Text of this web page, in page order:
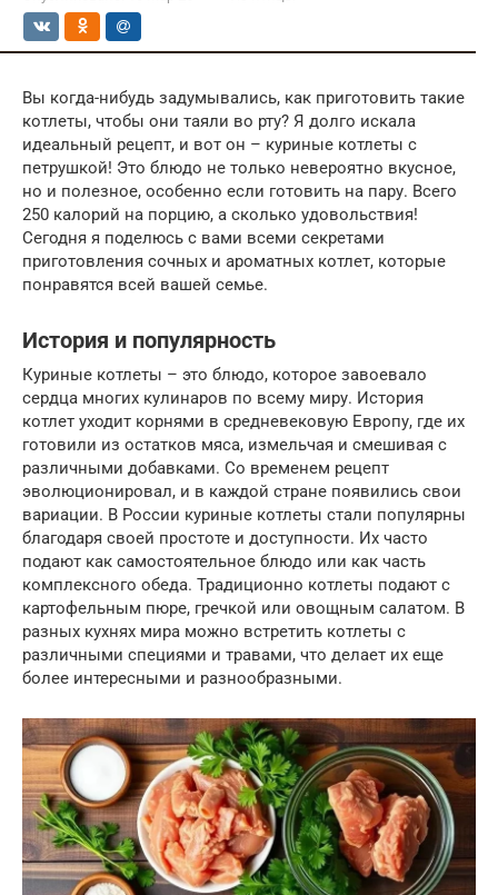
Вы когда-нибудь задумывались, как приготовить такие
котлеты, чтобы они таяли во рту? Я долго искала
идеальный рецепт, и вот он – куриные котлеты с
петрушкой! Это блюдо не только невероятно вкусное,
но и полезное, особенно если готовить на пару. Всего
250 калорий на порцию, а сколько удовольствия!
Сегодня я поделюсь с вами всеми секретами
приготовления сочных и ароматных котлет, которые
понравятся всей вашей семье.
История и популярность
Куриные котлеты – это блюдо, которое завоевало
сердца многих кулинаров по всему миру. История
котлет уходит корнями в средневековую Европу, где их
готовили из остатков мяса, измельчая и смешивая с
различными добавками. Со временем рецепт
эволюционировал, и в каждой стране появились свои
вариации. В России куриные котлеты стали популярны
благодаря своей простоте и доступности. Их часто
подают как самостоятельное блюдо или как часть
комплексного обеда. Традиционно котлеты подают с
картофельным пюре, гречкой или овощным салатом. В
разных кухнях мира можно встретить котлеты с
различными специями и травами, что делает их еще
более интересными и разнообразными.